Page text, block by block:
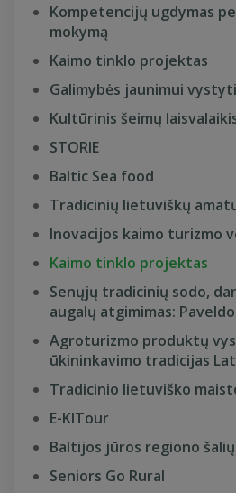
Kompetencijų ugdymas
mokymą
Kaimo tinklo projektas
Galimybės jaunimui
Kultūrinis šeimų
STORIE
Baltic Sea food
Tradicinių lietuviškų
Inovacijos kaimo turizmo
Kaimo tinklo projektas
Senųjų tradicinių sodo,
augalų atgimimas:
Agroturizmo produktų
ūkininkavimo tradicijas
Tradicinio lietuviško
E-KITour
Baltijos jūros regiono
Seniors Go Rural